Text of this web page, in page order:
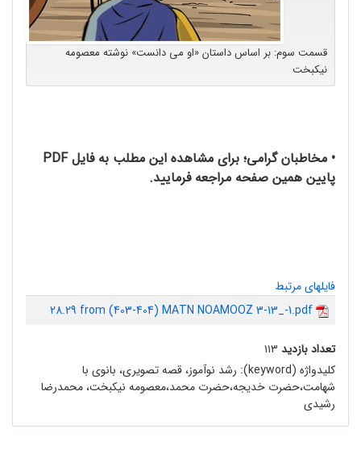
قسمت سوم: بر اساس داستان «او می دانست» نوشته معصومه
نیکبخت
• مخاطبان گرامی؛ برای مشاهده این مطلب به فایل PDF
پایین همین صفحه مراجعه فرمایید.
فایلهای مرتبط
28.29 from (403-404) MATN NOAMOOZ 3-13_-1.pdf
تعداد بازدید ۱۱۳
کلیدواژه (keyword):
رشد نو‌آموز، قصه تصویری، بانوی با
شهامت،حضرت خدیجه،حضرت محمد،معصومه نیکبخت، محمدرضا
رشیدی